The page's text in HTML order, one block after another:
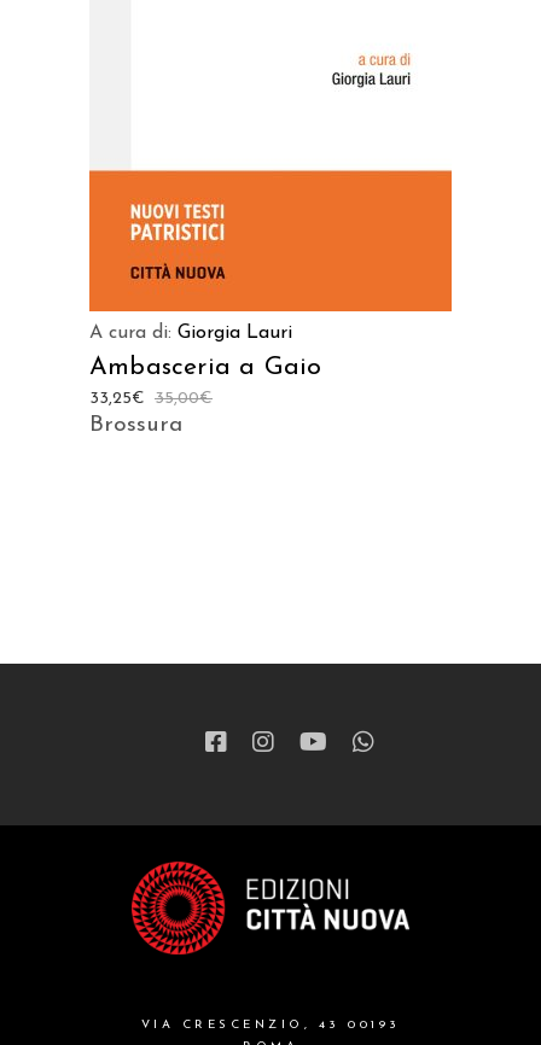
A cura di: Giorgia Lauri
Ambasceria a Gaio
35,00€
33,25€
Brossura
VIA CRESCENZIO, 43 00193